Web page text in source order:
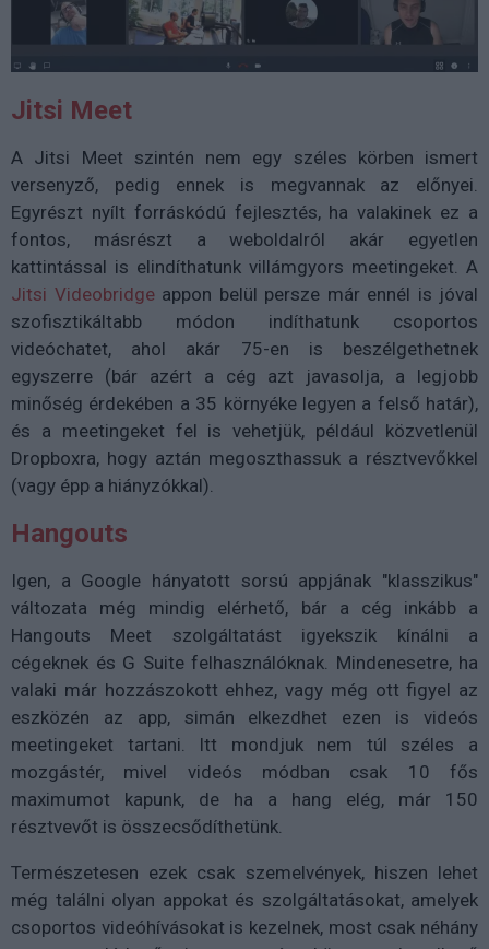
Jitsi Meet
A Jitsi Meet szintén nem egy széles körben ismert
versenyző, pedig ennek is megvannak az előnyei.
Egyrészt nyílt forráskódú fejlesztés, ha valakinek ez a
fontos, másrészt a weboldalról akár egyetlen
kattintással is elindíthatunk villámgyors meetingeket. A
Jitsi Videobridgeappon belül persze már ennél is jóval
szofisztikáltabb módon indíthatunk csoportos
videóchatet, ahol akár 75-en is beszélgethetnek
egyszerre (bár azért a cég azt javasolja, a legjobb
minőség érdekében a 35 környéke legyen a felső határ),
és a meetingeket fel is vehetjük, például közvetlenül
Dropboxra, hogy aztán megoszthassuk a résztvevőkkel
(vagy épp a hiányzókkal).
Hangouts
Igen, a Google hányatott sorsú appjának "klasszikus"
változata még mindig elérhető, bár a cég inkább a
Hangouts Meet szolgáltatást igyekszik kínálni a
cégeknek és G Suite felhasználóknak. Mindenesetre, ha
valaki már hozzászokott ehhez, vagy még ott figyel az
eszközén az app, simán elkezdhet ezen is videós
meetingeket tartani. Itt mondjuk nem túl széles a
mozgástér, mivel videós módban csak 10 fős
maximumot kapunk, de ha a hang elég, már 150
résztvevőt is összecsődíthetünk.
Természetesen ezek csak szemelvények, hiszen lehet
még találni olyan appokat és szolgáltatásokat, amelyek
csoportos videóhívásokat is kezelnek, most csak néhány